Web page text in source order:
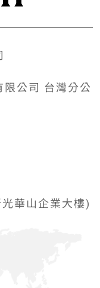
限公司 台灣分公
華山企業大樓)